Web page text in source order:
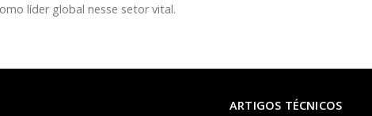
líder global nesse setor vital.
ARTIGOS TÉCNICOS